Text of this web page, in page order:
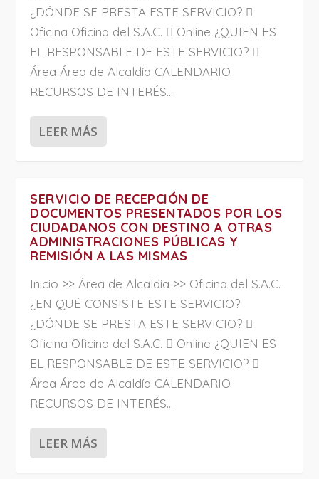
¿DÓNDE SE PRESTA ESTE SERVICIO? 
Oficina Oficina del S.A.C.  Online ¿QUIEN ES
EL RESPONSABLE DE ESTE SERVICIO? 
Área Área de Alcaldía CALENDARIO
RECURSOS DE INTERÉS...
LEER MÁS
SERVICIO DE RECEPCIÓN DE
DOCUMENTOS PRESENTADOS POR LOS
CIUDADANOS CON DESTINO A OTRAS
ADMINISTRACIONES PÚBLICAS Y
REMISIÓN A LAS MISMAS
Inicio >> Área de Alcaldía >> Oficina del S.A.C.
¿EN QUÉ CONSISTE ESTE SERVICIO?
¿DÓNDE SE PRESTA ESTE SERVICIO? 
Oficina Oficina del S.A.C.  Online ¿QUIEN ES
EL RESPONSABLE DE ESTE SERVICIO? 
Área Área de Alcaldía CALENDARIO
RECURSOS DE INTERÉS...
LEER MÁS